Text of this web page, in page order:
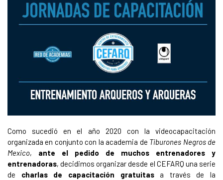
Como sucedió en el año 2020 con la videocapacitación
organizada en conjunto con la academia de Tiburones Negros de
Mexico, ante el pedido de muchos entrenadores y
entrenadoras, decidimos organizar desde el CEFARQ una serie
de charlas de capacitación gratuitasa través de la